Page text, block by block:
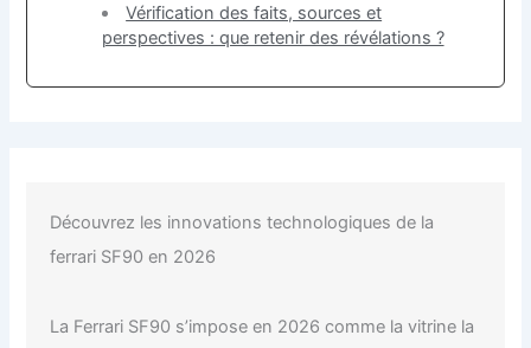
Vérification des faits, sources et
perspectives : que retenir des révélations ?
Découvrez les innovations technologiques de la
ferrari SF90 en 2026
La Ferrari SF90 s’impose en 2026 comme la vitrine la